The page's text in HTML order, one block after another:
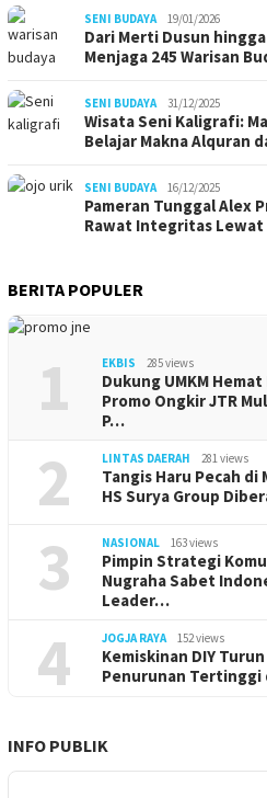
SENI BUDAYA 19/01/2026
Dari Merti Dusun
Menjaga 245 Warisan
SENI BUDAYA 31/12/2025
Wisata Seni Kaligrafi:
Belajar Makna Alquran
SENI BUDAYA 16/12/2025
Pameran Tunggal Alex
Rawat Integritas Lewat
BERITA POPULER
1 EKBIS 285 views
Dukung UMKM
Promo Ongkir JTR
P…
2 LINTAS DAERAH 281 views
Tangis Haru Pecah di
HS Surya Group
3 NASIONAL 163 views
Pimpin Strategi
Nugraha Sabet
Leader…
4 JOGJA RAYA 152 views
Kemiskinan DIY
Penurunan Tertinggi
INFO PUBLIK